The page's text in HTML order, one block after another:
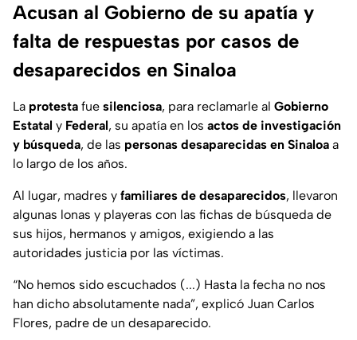
Acusan al Gobierno de su apatía y
falta de respuestas por casos de
desaparecidos en Sinaloa
La protesta fue silenciosa, para reclamarle al Gobierno
Estatal y Federal, su apatía en los actos de investigación
y búsqueda, de las personas desaparecidas en Sinaloa a
lo largo de los años.
Al lugar, madres y familiares de desaparecidos, llevaron
algunas lonas y playeras con las fichas de búsqueda de
sus hijos, hermanos y amigos, exigiendo a las
autoridades justicia por las víctimas.
“No hemos sido escuchados (...) Hasta la fecha no nos
han dicho absolutamente nada”, explicó Juan Carlos
Flores, padre de un desaparecido.